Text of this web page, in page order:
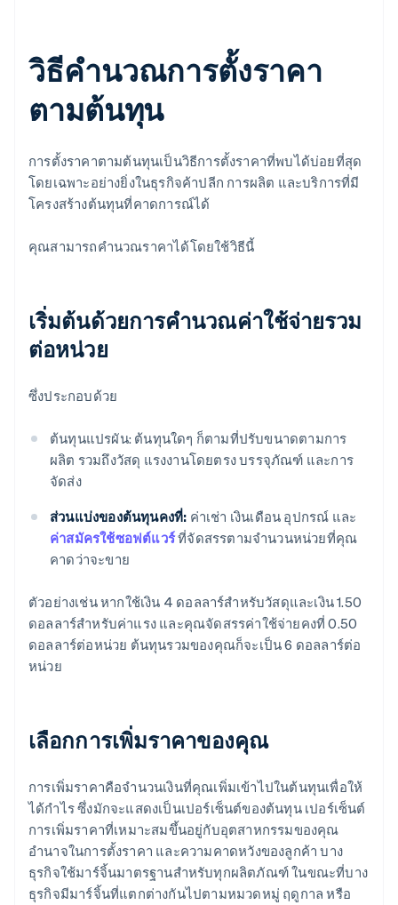
วิธีคำนวณการตั้งราคา
ตามต้นทุน
การตั้งราคาตามต้นทุนเป็นวิธีการตั้งราคาที่พบได้บ่อยที่สุด
โดยเฉพาะอย่างยิ่งในธุรกิจค้าปลีก การผลิต และบริการที่มี
โครงสร้างต้นทุนที่คาดการณ์ได้
คุณสามารถคำนวณราคาได้โดยใช้วิธีนี้
เริ่มต้นด้วยการคำนวณค่าใช้จ่ายรวม
ต่อหน่วย
ซึ่งประกอบด้วย
ต้นทุนแปรผัน: ต้นทุนใดๆ ก็ตามที่ปรับขนาดตามการ
ผลิต รวมถึงวัสดุ แรงงานโดยตรง บรรจุภัณฑ์ และการ
จัดส่ง
ส่วนแบ่งของต้นทุนคงที่: ค่าเช่า เงินเดือน อุปกรณ์ และ
ค่าสมัครใช้ซอฟต์แวร์ที่จัดสรรตามจำนวนหน่วยที่คุณ
คาดว่าจะขาย
ตัวอย่างเช่น หากใช้เงิน 4 ดอลลาร์สำหรับวัสดุและเงิน 1.50
ดอลลาร์สำหรับค่าแรง และคุณจัดสรรค่าใช้จ่ายคงที่ 0.50
ดอลลาร์ต่อหน่วย ต้นทุนรวมของคุณก็จะเป็น 6 ดอลลาร์ต่อ
หน่วย
เลือกการเพิ่มราคาของคุณ
การเพิ่มราคาคือจำนวนเงินที่คุณเพิ่มเข้าไปในต้นทุนเพื่อให้
ได้กำไร ซึ่งมักจะแสดงเป็นเปอร์เซ็นต์ของต้นทุน เปอร์เซ็นต์
การเพิ่มราคาที่เหมาะสมขึ้นอยู่กับอุตสาหกรรมของคุณ
อำนาจในการตั้งราคา และความคาดหวังของลูกค้า บาง
ธุรกิจใช้มาร์จิ้นมาตรฐานสำหรับทุกผลิตภัณฑ์ ในขณะที่บาง
ธุรกิจมีมาร์จิ้นที่แตกต่างกันไปตามหมวดหมู่ ฤดูกาล หรือ